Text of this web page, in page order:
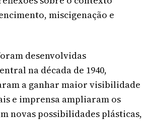
miscigenação e
desenvolvidas
na década de 1940,
a ganhar maior visibilidade
e imprensa ampliaram os
novas possibilidades plásticas,